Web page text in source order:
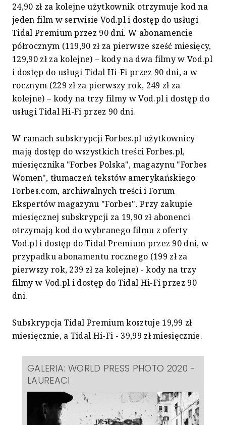
24,90 zł za kolejne użytkownik otrzymuje kod na
jeden film w serwisie Vod.pl i dostęp do usługi
Tidal Premium przez 90 dni. W abonamencie
półrocznym (119,90 zł za pierwsze sześć miesięcy,
129,90 zł za kolejne) – kody na dwa filmy w Vod.pl
i dostęp do usługi Tidal Hi-Fi przez 90 dni, a w
rocznym (229 zł za pierwszy rok, 249 zł za
kolejne) – kody na trzy filmy w Vod.pl i dostęp do
usługi Tidal Hi-Fi przez 90 dni.
W ramach subskrypcji Forbes.pl użytkownicy
mają dostęp do wszystkich treści Forbes.pl,
miesięcznika "Forbes Polska", magazynu "Forbes
Women", tłumaczeń tekstów amerykańskiego
Forbes.com, archiwalnych treści i Forum
Ekspertów magazynu "Forbes". Przy zakupie
miesięcznej subskrypcji za 19,90 zł abonenci
otrzymają kod do wybranego filmu z oferty
Vod.pl i dostęp do Tidal Premium przez 90 dni, w
przypadku abonamentu rocznego (199 zł za
pierwszy rok, 239 zł za kolejne) - kody na trzy
filmy w Vod.pl i dostęp do Tidal Hi-Fi przez 90
dni.
Subskrypcja Tidal Premium kosztuje 19,99 zł
miesięcznie, a Tidal Hi-Fi - 39,99 zł miesięcznie.
GALERIA: WORLD PRESS PHOTO 2020 -
LAUREACI